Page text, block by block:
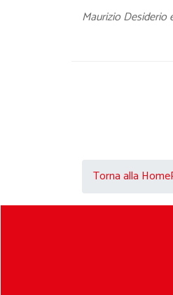
Maurizio Desiderio
Torna alla